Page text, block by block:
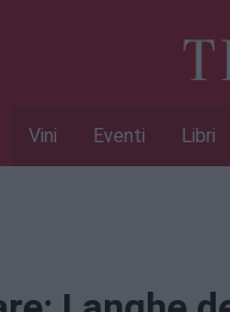
Vini Eventi Libri